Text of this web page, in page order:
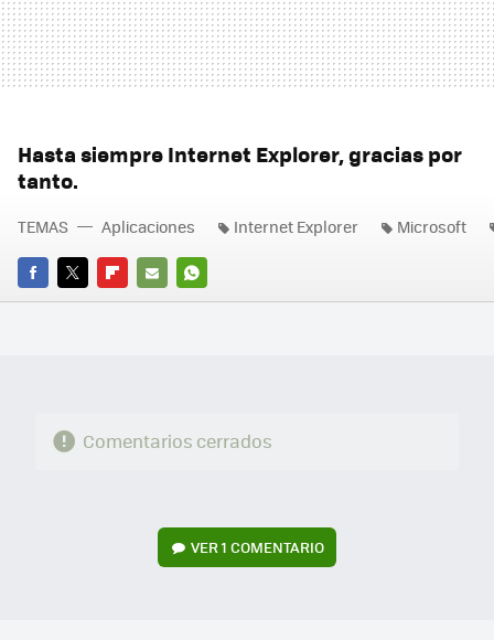
Hasta siempre Internet Explorer, gracias por
tanto.
FACEBOOK
TWITTERFLIPBOARD
E-
WHATSAPP
TEMAS Aplicaciones Internet Explorer Microsoft
Comentarios cerrados
VER1 COMENTARIO